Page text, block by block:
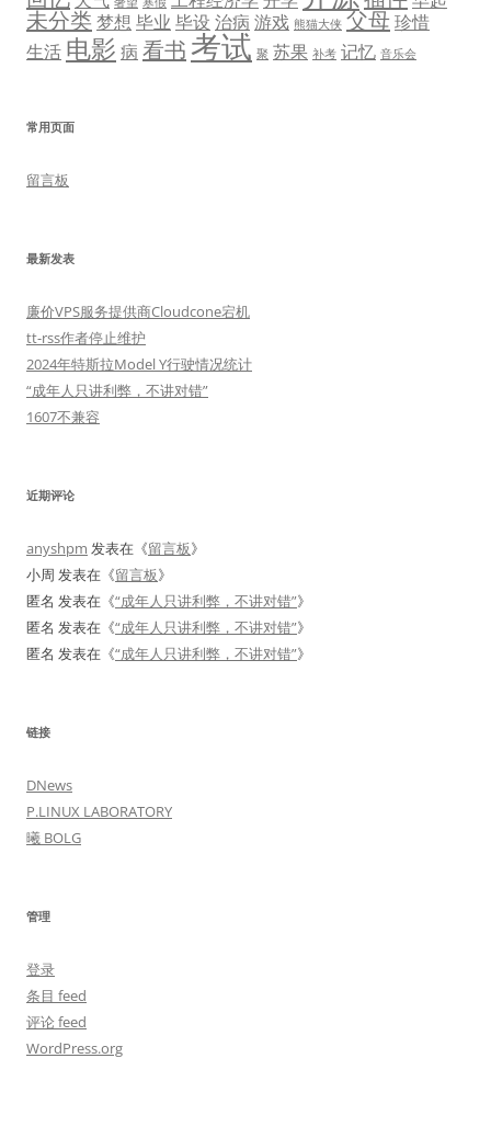
未分类 梦想 毕业 毕设 治病 游戏 熊猫大侠 父母珍惜
生活 电影 病 看书 考试 聚 苏果 补考 记忆 音乐会
常用页面
留言板
最新发表
廉价VPS服务提供商Cloudcone宕机
tt-rss作者停止维护
2024年特斯拉Model Y行驶情况统计
“成年人只讲利弊，不讲对错”
1607不兼容
近期评论
anyshpm 发表在《留言板》
小周 发表在《留言板》
匿名 发表在《“成年人只讲利弊，不讲对错”》
匿名 发表在《“成年人只讲利弊，不讲对错”》
匿名 发表在《“成年人只讲利弊，不讲对错”》
链接
DNews
P.LINUX LABORATORY
曦 BOLG
管理
登录
条目 feed
评论 feed
WordPress.org